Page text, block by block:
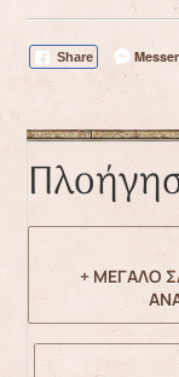
Share
+ ΜΕΓΑΛΟ